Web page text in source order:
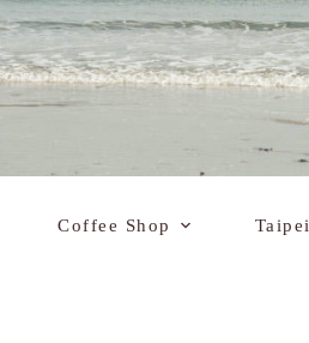
Coffee Shop Taipei